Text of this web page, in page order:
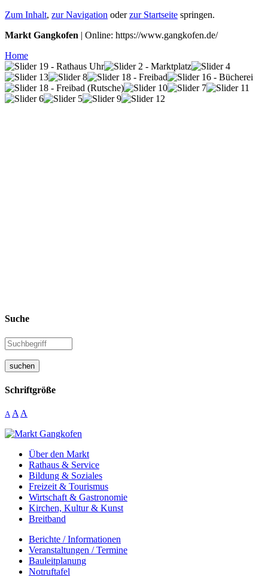
Zum Inhalt, zur Navigation oderzur Startseite springen.
Markt Gangkofen | Online: https://www.gangkofen.de/
Home
Suche
suchen
Schriftgröße
A A A
Über den Markt
Rathaus & Service
Bildung & Soziales
Freizeit & Tourismus
Wirtschaft & Gastronomie
Kirchen, Kultur & Kunst
Breitband
Berichte / Informationen
Veranstaltungen / Termine
Bauleitplanung
Notruftafel